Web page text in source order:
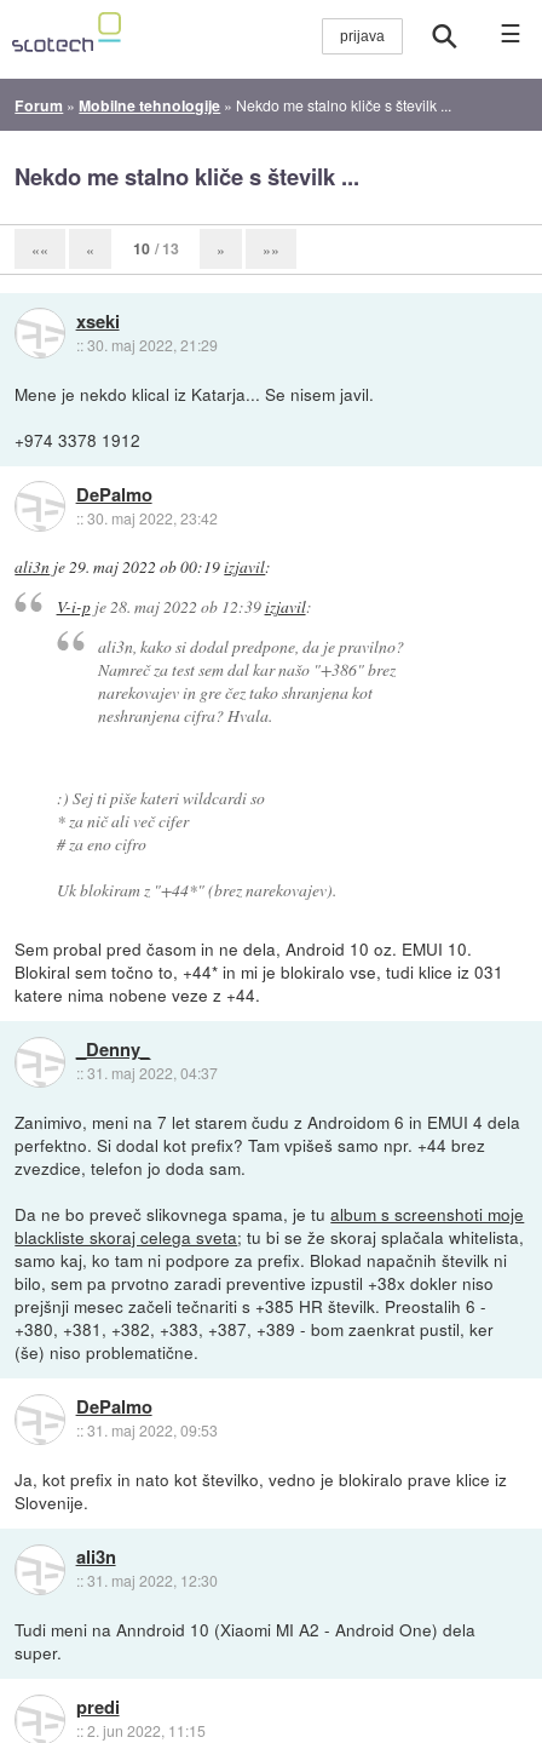
☰
Forum »Mobilne tehnologije » Nekdo me stalno kliče s številk ...
Nekdo me stalno kliče s številk ...
«« « 10 / 13 » »»
xseki
::30. maj 2022, 21:29
Mene je nekdo klical iz Katarja... Se nisem javil.
+974 3378 1912
DePalmo
::30. maj 2022, 23:42
ali3n je29. maj 2022 ob 00:19izjavil:
V-i-pje28. maj 2022 ob 12:39izjavil:
ali3n, kako si dodal predpone, da je pravilno?
Namreč za test sem dal kar našo "+386" brez
narekovajev in gre čez tako shranjena kot
neshranjena cifra? Hvala.
:) Sej ti piše kateri wildcardi so
* za nič ali več cifer
# za eno cifro
Uk blokiram z "+44*" (brez narekovajev).
Sem probal pred časom in ne dela, Android 10 oz. EMUI 10.
Blokiral sem točno to, +44* in mi je blokiralo vse, tudi klice iz 031
katere nima nobene veze z +44.
_Denny_
::31. maj 2022, 04:37
Zanimivo, meni na 7 let starem čudu z Androidom 6 in EMUI 4 dela
perfektno. Si dodal kot prefix? Tam vpišeš samo npr. +44 brez
zvezdice, telefon jo doda sam.
Da ne bo preveč slikovnega spama, je tualbum s screenshoti moje
blackliste skoraj celega sveta; tu bi se že skoraj splačala whitelista,
samo kaj, ko tam ni podpore za prefix. Blokad napačnih številk ni
bilo, sem pa prvotno zaradi preventive izpustil +38x dokler niso
prejšnji mesec začeli tečnariti s +385 HR številk. Preostalih 6 -
+380, +381, +382, +383, +387, +389 - bom zaenkrat pustil, ker
(še) niso problematične.
DePalmo
::31. maj 2022, 09:53
Ja, kot prefix in nato kot številko, vedno je blokiralo prave klice iz
Slovenije.
ali3n
::31. maj 2022, 12:30
Tudi meni na Anndroid 10 (Xiaomi MI A2 - Android One) dela
super.
predi
::2. jun 2022, 11:15